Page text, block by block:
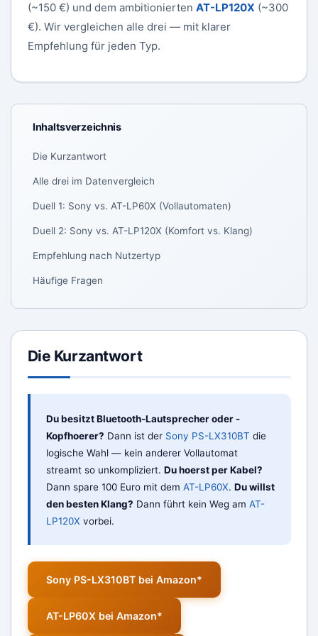
(~150 €) und dem ambitionierten AT-LP120X (~300
€). Wir vergleichen alle drei — mit klarer
Empfehlung für jeden Typ.
Inhaltsverzeichnis
Die Kurzantwort
Alle drei im Datenvergleich
Duell 1: Sony vs. AT-LP60X (Vollautomaten)
Duell 2: Sony vs. AT-LP120X (Komfort vs. Klang)
Empfehlung nach Nutzertyp
Häufige Fragen
Die Kurzantwort
Du besitzt Bluetooth-Lautsprecher oder -
Kopfhoerer? Dann ist der Sony PS-LX310BT die
logische Wahl — kein anderer Vollautomat
streamt so unkompliziert. Du hoerst per Kabel?
Dann spare 100 Euro mit dem AT-LP60X. Du willst
den besten Klang? Dann führt kein Weg am AT-
LP120X vorbei.
Sony PS-LX310BT bei Amazon*
AT-LP60X bei Amazon*